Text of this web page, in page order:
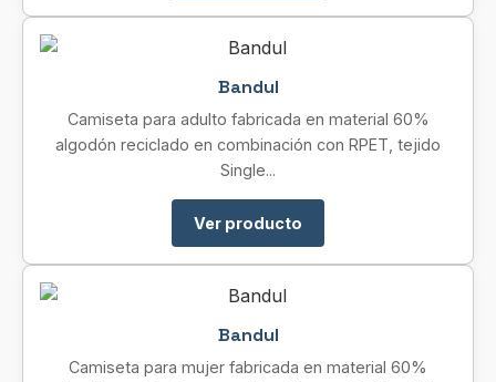
Bandul
Camiseta para adulto fabricada en material 60%
algodón reciclado en combinación con RPET, tejido
Single...
Ver producto
Bandul
Camiseta para mujer fabricada en material 60%